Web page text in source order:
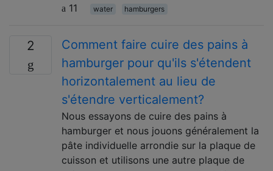
11
water hamburgers
2
Comment faire cuire des pains à
hamburger pour qu'ils s'étendent
horizontalement au lieu de
s'étendre verticalement?
Nous essayons de cuire des pains à
hamburger et nous jouons généralement la
pâte individuelle arrondie sur la plaque de
cuisson et utilisons une autre plaque de